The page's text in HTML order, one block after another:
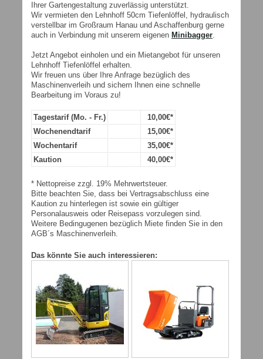
Ihrer Gartengestaltung zuverlässig unterstützt.
Wir vermieten den Lehnhoff 50cm Tiefenlöffel, hydraulisch
verstellbar im Großraum Hanau und Aschaffenburg gerne
auch in Verbindung mit unserem eigenen Minibagger.
Jetzt Angebot einholen und ein Mietangebot für unseren
Lehnhoff Tiefenlöffel erhalten.
Wir freuen uns über Ihre Anfrage bezüglich des
Maschinenverleih und sichern Ihnen eine schnelle
Bearbeitung im Voraus zu!
Tagestarif (Mo. - Fr.)
10,00€*
Wochenendtarif
15,00€*
Wochentarif
35,00€*
Kaution
40,00€*
* Nettopreise zzgl. 19% Mehrwertsteuer.
Bitte beachten Sie, dass bei Vertragsabschluss eine
Kaution zu hinterlegen ist sowie ein gültiger
Personalausweis oder Reisepass vorzulegen sind.
Weitere Bedingugenen bezüglich Miete finden Sie in den
AGB´s Maschinenverleih.
Das könnte Sie auch interessieren: